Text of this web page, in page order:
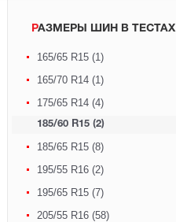
РАЗМЕРЫ ШИН В ТЕСТАХ
165/65 R15 (1)
165/70 R14 (1)
175/65 R14 (4)
185/60 R15 (2)
185/65 R15 (8)
195/55 R16 (2)
195/65 R15 (7)
205/55 R16 (58)